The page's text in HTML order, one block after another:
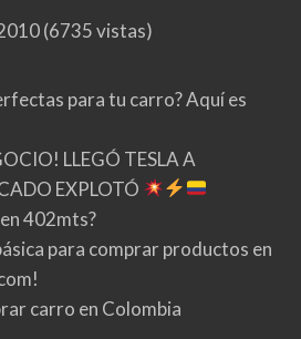
(6735 vistas)
para tu carro? Aquí es
LLEGÓ TESLA A
EXPLOTÓ
402mts?
para comprar productos en
carro en Colombia